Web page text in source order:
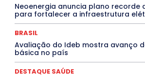
Santa Catarina
São Paulo
Saúde Agora
SEGURANÇA
TÁ FROID?
TEATRO
Neoenergia anuncia plano recorde
para fortalecer a infraestrutura
BRASIL
Avaliação do Ideb mostra avanço
básica no país
DESTAQUE SAÚDE